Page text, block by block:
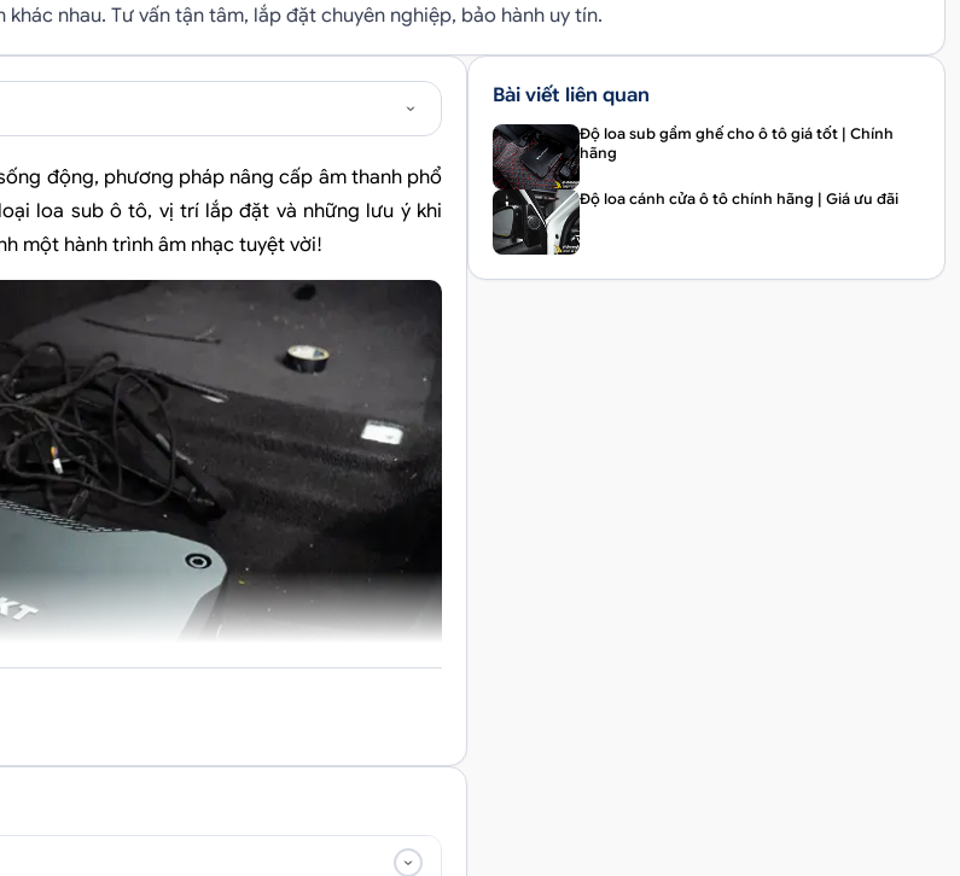
nhau. Tư vấn tận tâm, lắp đặt chuyên nghiệp, bảo hành uy tín.
động, phương pháp nâng cấp âm thanh phổ
loa sub ô tô, vị trí lắp đặt và những lưu ý khi
một hành trình âm nhạc tuyệt vời!
Bài viết liên quan
Độ loa sub gầm ghế cho ô tô giá tốt | Chính
hãng
Độ loa cánh cửa ô tô chính hãng | Giá ưu đãi